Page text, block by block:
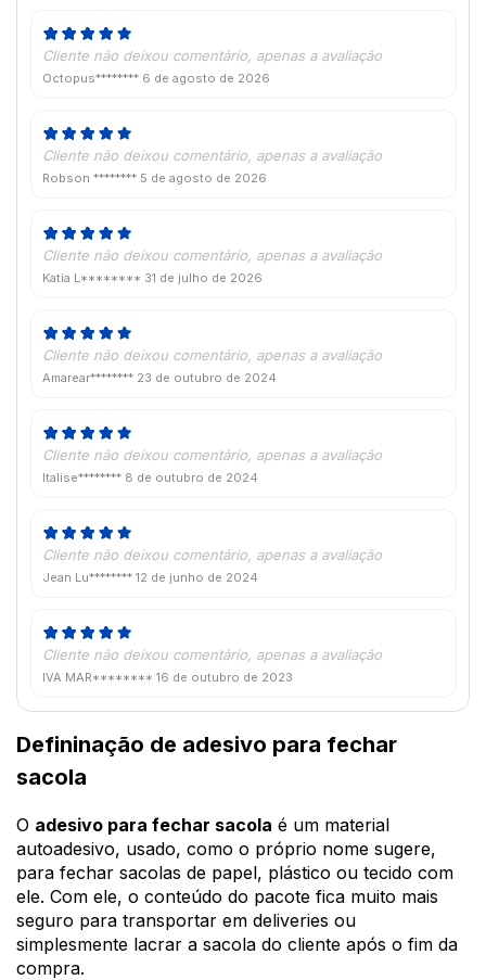
Cliente não deixou comentário, apenas a avaliação
Octopus******** 6 de agosto de 2026
Cliente não deixou comentário, apenas a avaliação
Robson ******** 5 de agosto de 2026
Cliente não deixou comentário, apenas a avaliação
Katia L******** 31 de julho de 2026
Cliente não deixou comentário, apenas a avaliação
Amarear******** 23 de outubro de 2024
Cliente não deixou comentário, apenas a avaliação
Italise******** 8 de outubro de 2024
Cliente não deixou comentário, apenas a avaliação
Jean Lu******** 12 de junho de 2024
Cliente não deixou comentário, apenas a avaliação
IVA MAR******** 16 de outubro de 2023
Defininação de adesivo para fechar
sacola
O adesivo para fechar sacola é um material
autoadesivo, usado, como o próprio nome sugere,
para fechar sacolas de papel, plástico ou tecido com
ele. Com ele, o conteúdo do pacote fica muito mais
seguro para transportar em deliveries ou
simplesmente lacrar a sacola do cliente após o fim da
compra.